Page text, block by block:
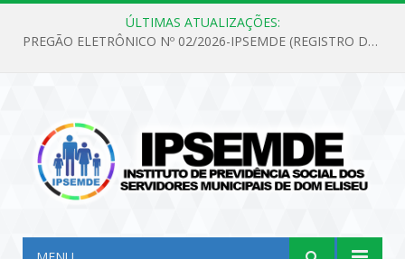
ÚLTIMAS ATUALIZAÇÕES:
PREGÃO ELETRÔNICO Nº 02/2026-IPSEMDE (REGISTRO DE PREÇOS PARA FUTURA E EVENTUAL AQUISIÇÃO DE MATERIAL DE LIMPEZA E GÊNEROS ALIMENTÍCIOS PARA ATENDER AS NECESSIDADES DO INSTITUTO DE PREVIDÊNCIA SOCIAL DOS SERVIDORES MUNICIPAIS DE DOM ELISEU.)